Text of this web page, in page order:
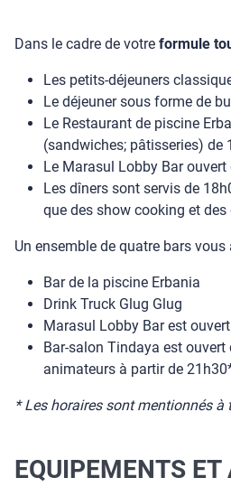
Dans le cadre de votre formule
Les petits-déjeuners
Le déjeuner sous forme de
Le Restaurant de piscine
(sandwiches; pâtisseries) de
Le Marasul Lobby Bar
Les dîners sont servis de
que des show cooking et
Un ensemble de quatre bars vous
Bar de la piscine Erbania
Drink Truck Glug Glug
Marasul Lobby Bar est
Bar-salon Tindaya est
animateurs à partir de
* Les horaires sont mentionnés à
EQUIPEMENTS